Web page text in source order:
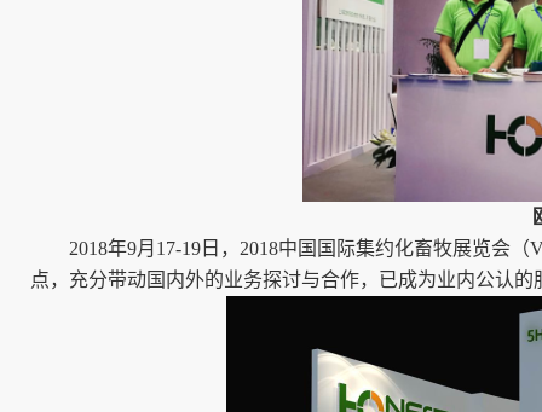
2018年9月17-19日，2018中国国际集约化畜牧展览会（
点，充分带动国内外的业务探讨与合作，已成为业内公认